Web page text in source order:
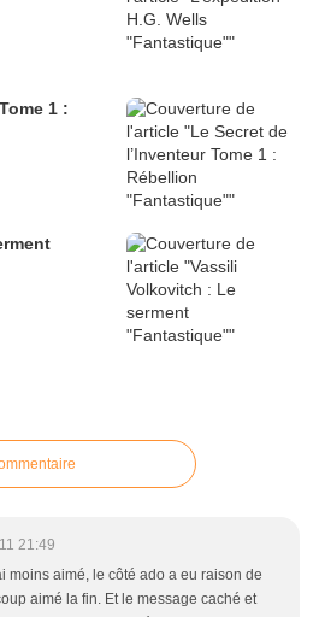
1 :
21:49
moins aimé, le côté ado a eu raison de
aimé la fin. Et le message caché et